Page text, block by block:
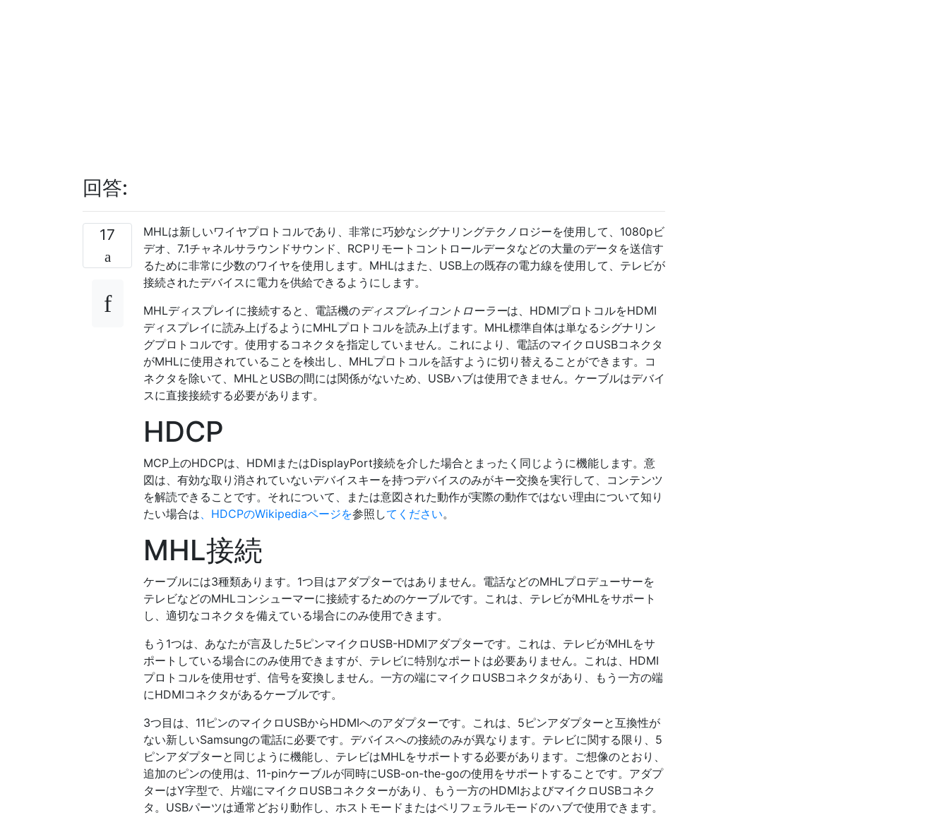
回答:
17
MHLは新しいワイヤプロトコルであり、非常に巧妙なシグナリングテクノロジーを使用して、1080pビ
デオ、7.1チャネルサラウンドサウンド、RCPリモートコントロールデータなどの大量のデータを送信す
るために非常に少数のワイヤを使用します。MHLはまた、USB上の既存の電力線を使用して、テレビが
接続されたデバイスに電力を供給できるようにします。
MHLディスプレイに接続すると、電話機のディスプレイコントローラーは、HDMIプロトコルをHDMI
ディスプレイに読み上げるようにMHLプロトコルを読み上げます。MHL標準自体は単なるシグナリン
グプロトコルです。使用するコネクタを指定していません。これにより、電話のマイクロUSBコネクタ
がMHLに使用されていることを検出し、MHLプロトコルを話すように切り替えることができます。コ
ネクタを除いて、MHLとUSBの間には関係がないため、USBハブは使用できません。ケーブルはデバイ
スに直接接続する必要があります。
HDCP
MCP上のHDCPは、HDMIまたはDisplayPort接続を介した場合とまったく同じように機能します。意
図は、有効な取り消されていないデバイスキーを持つデバイスのみがキー交換を実行して、コンテンツ
を解読できることです。それについて、または意図された動作が実際の動作ではない理由について知り
たい場合は 、HDCPのWikipediaページを参照してください。
MHL接続
ケーブルには3種類あります。1つ目はアダプターではありません。電話などのMHLプロデューサーを
テレビなどのMHLコンシューマーに接続するためのケーブルです。これは、テレビがMHLをサポート
し、適切なコネクタを備えている場合にのみ使用できます。
もう1つは、あなたが言及した5ピンマイクロUSB-HDMIアダプターです。これは、テレビがMHLをサ
ポートしている場合にのみ使用できますが、テレビに特別なポートは必要ありません。これは、HDMI
プロトコルを使用せず、信号を変換しません。一方の端にマイクロUSBコネクタがあり、もう一方の端
にHDMIコネクタがあるケーブルです。
3つ目は、11ピンのマイクロUSBからHDMIへのアダプターです。これは、5ピンアダプターと互換性が
ない新しいSamsungの電話に必要です。デバイスへの接続のみが異なります。テレビに関する限り、5
ピンアダプターと同じように機能し、テレビはMHLをサポートする必要があります。ご想像のとおり、
追加のピンの使用は、11-pinケーブルが同時にUSB-on-the-goの使用をサポートすることです。アダプ
ターはY字型で、片端にマイクロUSBコネクターがあり、もう一方のHDMIおよびマイクロUSBコネク
タ。USBパーツは通常どおり動作し、ホストモードまたはペリフェラルモードのハブで使用できます。